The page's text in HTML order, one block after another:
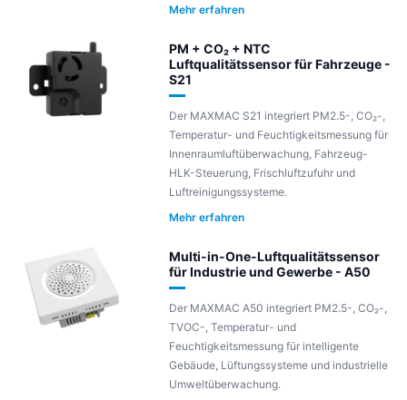
Mehr erfahren
PM + CO₂ + NTC
Luftqualitätssensor für Fahrzeuge -
S21
Der MAXMAC S21 integriert PM2.5-, CO₂-,
Temperatur- und Feuchtigkeitsmessung für
Innenraumluftüberwachung, Fahrzeug-
HLK-Steuerung, Frischluftzufuhr und
Luftreinigungssysteme.
Mehr erfahren
Multi-in-One-Luftqualitätssensor
für Industrie und Gewerbe - A50
Der MAXMAC A50 integriert PM2.5-, CO₂-,
TVOC-, Temperatur- und
Feuchtigkeitsmessung für intelligente
Gebäude, Lüftungssysteme und industrielle
Umweltüberwachung.